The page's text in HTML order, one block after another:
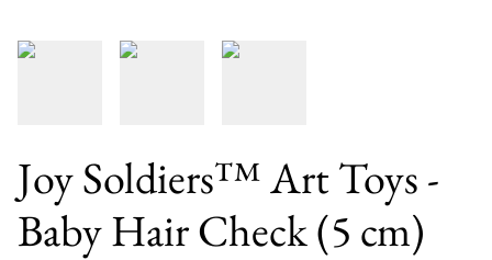
Joy Soldiers™ Art Toys -
Baby Hair Check (5 cm)